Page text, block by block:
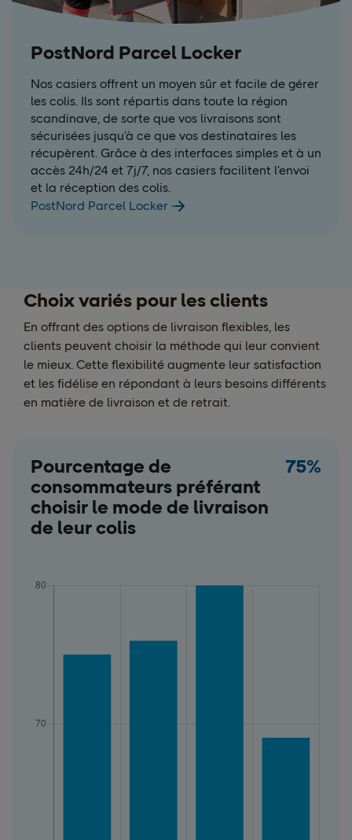
PostNord Parcel Locker
Nos casiers offrent un moyen sûr et facile de gérer
les colis. Ils sont répartis dans toute la région
scandinave, de sorte que vos livraisons sont
sécurisées jusqu’à ce que vos destinataires les
récupèrent. Grâce à des interfaces simples et à un
accès 24h/24 et 7j/7, nos casiers facilitent l’envoi
et la réception des colis.
PostNord Parcel Locker
Choix variés pour les clients
En offrant des options de livraison flexibles, les
clients peuvent choisir la méthode qui leur convient
le mieux. Cette flexibilité augmente leur satisfaction
et les fidélise en répondant à leurs besoins différents
en matière de livraison et de retrait.
Pourcentage de
consommateurs préférant
choisir le mode de livraison
de leur colis
75%